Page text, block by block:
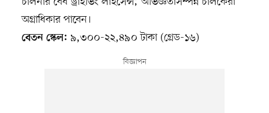
অগ্রাধিকার পাবেন।
বেতন স্কেল: ৯,৩০০-২২,৪৯০ টাকা (গ্রেড-১৬)